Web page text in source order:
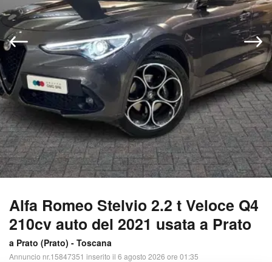
Alfa Romeo Stelvio 2.2 t Veloce Q4
210cv auto del 2021 usata a Prato
a Prato (Prato) - Toscana
Annuncio nr.15847351 inserito il 6 agosto 2026 ore 01:35